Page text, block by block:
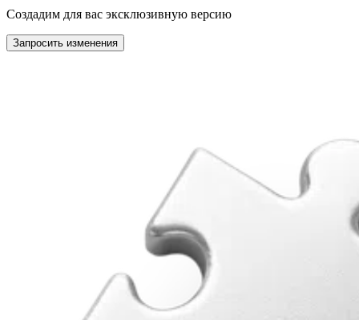
Создадим для вас эксклюзивную версию
Запросить изменения